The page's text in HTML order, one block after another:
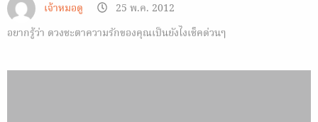
เจ้าหมอดู
25 พ.ค. 2012
อยากรู้ว่า ดวงชะตาความรักของคุณเป็นยังไงเช็คด่วนๆ